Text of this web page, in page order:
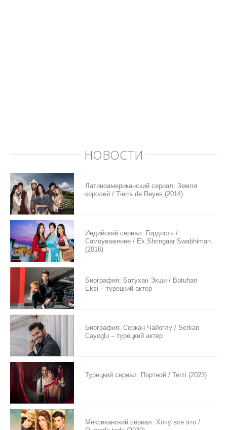
НОВОСТИ
Латиноамериканский сериал: Земля
королей / Tierra de Reyes (2014)
Индийский сериал: Гордость /
Самоуважение / Ek Shringaar Swabhiman
(2016)
Биография: Батухан Экши / Batuhan
Eksi – турецкий актер
Биография: Серкан Чайоглу / Serkan
Cayoglu – турецкий актер
Турецкий сериал: Портной / Terzi (2023)
Мексиканский сериал: Хочу все это /